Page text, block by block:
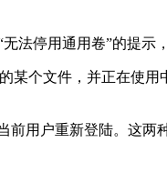
无法停用通用卷”的
文件，并正在使用
用户重新登陆。这两